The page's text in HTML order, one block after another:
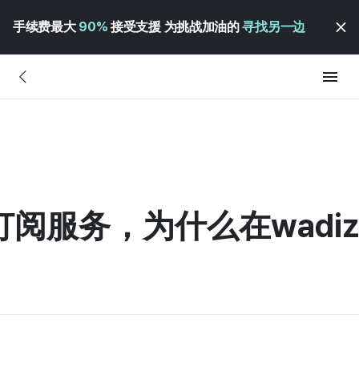
手续费最大 90% 接受支援 为挑战加油的寻找另一边
阅服务，为什么在